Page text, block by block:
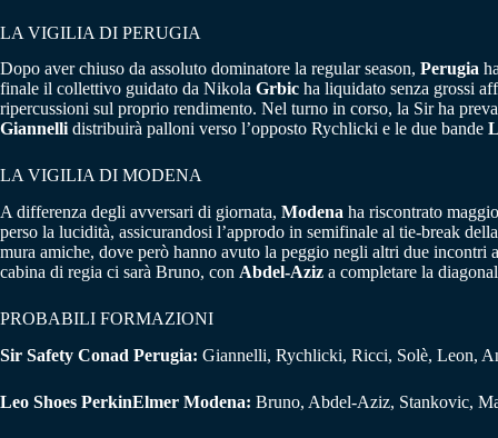
LA VIGILIA DI PERUGIA
Dopo aver chiuso da assoluto dominatore la regular season, Perugia
finale il collettivo guidato da Nikola Grbic ha liquidato senza grossi
ripercussioni sul proprio rendimento. Nel turno in corso, la Sir ha
Giannellidistribuirà palloni verso l’opposto Rychlicki e le due bande
LA VIGILIA DI MODENA
A differenza degli avversari di giornata, Modena ha riscontrato
perso la lucidità, assicurandosi l’approdo in semifinale al tie-break
mura amiche, dove però hanno avuto la peggio negli altri due incontri
cabina di regia ci sarà Bruno, con Abdel-Aziz a completare la
PROBABILI FORMAZIONI
Sir Safety Conad Perugia: Giannelli, Rychlicki, Ricci, Solè, Leon,
Leo Shoes PerkinElmer Modena: Bruno, Abdel-Aziz, Stankovic,